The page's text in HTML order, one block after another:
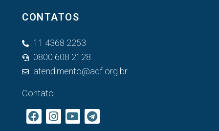
CONTATOS
11 4368 2253
0800 608 2128
atendimento@adf.org.br
Contato